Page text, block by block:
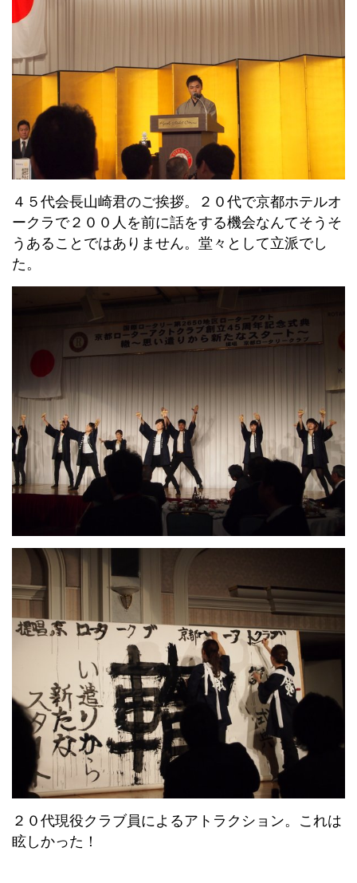
４５代会長山崎君のご挨拶。２０代で京都ホテルオ
ークラで２００人を前に話をする機会なんてそうそ
うあることではありません。堂々として立派でし
た。
２０代現役クラブ員によるアトラクション。これは
眩しかった！